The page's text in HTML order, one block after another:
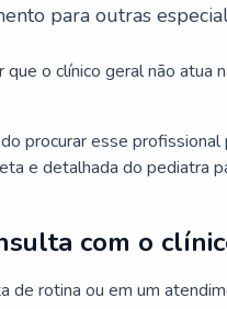
para outras
o clínico geral não atua
procurar esse
e detalhada do pediatra
com o
de rotina ou em um